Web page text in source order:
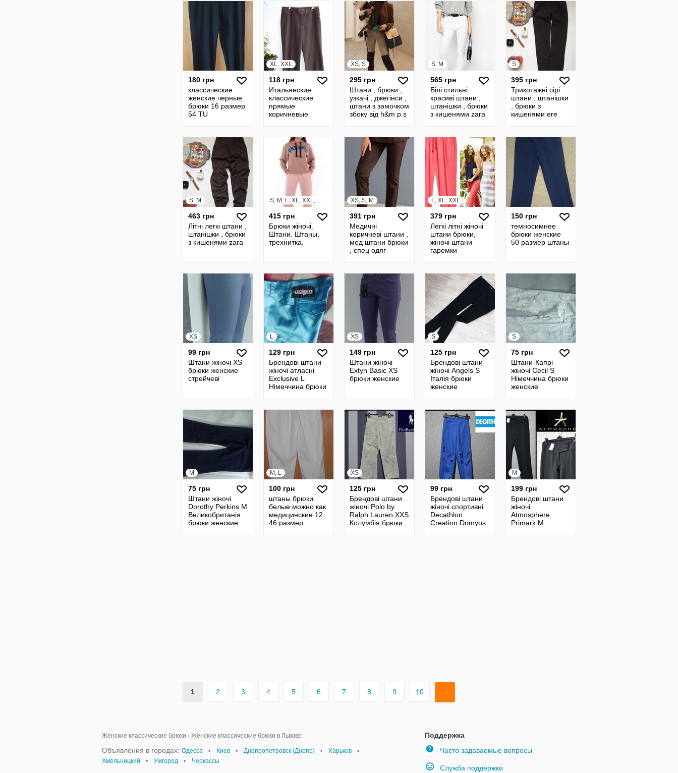
180 грн
классические
женские черные
брюки 16 размер
54 TU
XL, XXL
118 грн
Итальянские
классические
прямые
коричневые
XS, S
295 грн
Штани , брюки ,
узкачі , джегінси ,
штани з замочком
збоку від h&m p.s
S, M
565 грн
Білі стильні
красиві штани ,
штанішки , брюки
з кишенями zara
S
395 грн
Трикотажні сірі
штани , штанішки
, брюки з
кишенями ere
S, M
463 грн
Літні легкі штани ,
штанішки , брюки
з кишенями zara
S, M, L, XL, XXL, XXXL
415 грн
Брюки жіночі.
Штани. Штаны,
трехнитка.
XS, S, M
391 грн
Медичні
коричневі штани ,
мед штани брюки
, спец одяг
L, XL, XXL
379 грн
Легкі літні жіночі
штани брюки,
жіночі штани
гаремки
150 грн
темносимнее
брюки женские
50 размер штаны
XS
99 грн
Штани жіночі XS
брюки женские
стрейчеві
L
129 грн
Брендові штани
жіночі атласні
Exclusive L
Німеччина брюки
XS
149 грн
Штани жіночі
Extyn Basic XS
брюки женские
S
125 грн
Брендові штани
жіночі Angels S
Італія брюки
женские
S
75 грн
Штани-Капрі
жіночі Cecil S
Німеччина брюки
женские
M
75 грн
Штани жіночі
Dorothy Perkins M
Великобританія
брюки женские
M, L
100 грн
штаны брюки
белые можно как
медицинские 12
46 размер
XS
125 грн
Брендові штани
жіночі Polo by
Ralph Lauren XXS
Колумбія брюки
99 грн
Брендові штани
жіночі спортивні
Decathlon
Creation Domyos
M
199 грн
Брендові штани
жіночі
Atmosphere
Primark M
1 2 3 4 5 6 7 8 9 10 →
Поддержка
Часто задаваемые вопросы
Служба поддержки
Женские классические брюки › Женские классические брюки в Львове
Объявления в городах: Одесса • Киев • Днепропетровск (Днепр) • Харьков
•
Хмельницкий
• Ужгород • Черкассы